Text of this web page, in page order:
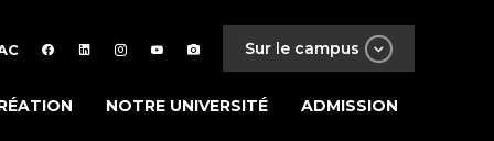
Sur le campus
NOTRE UNIVERSITÉ ADMISSION